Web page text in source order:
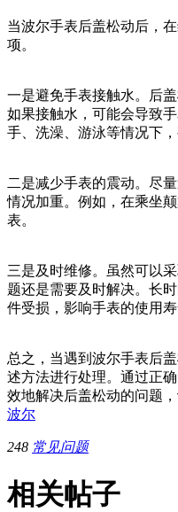
当波尔手表后盖松动后，
项。
一是避免手表接触水。后
如果接触水，可能会导致
手、洗澡、游泳等情况下，
二是减少手表的震动。尽
情况加重。例如，在乘坐
表。
三是及时维修。虽然可以
题还是需要及时解决。长
件受损，影响手表的使用寿
总之，当遇到波尔手表后
述方法进行处理。通过正
效地解决后盖松动的问题
波尔
248 常见问题
相关帖子